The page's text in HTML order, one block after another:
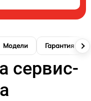
Модели Гарантия
сервис-